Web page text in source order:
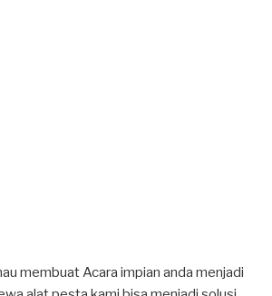
membuat Acara impian anda menjadi